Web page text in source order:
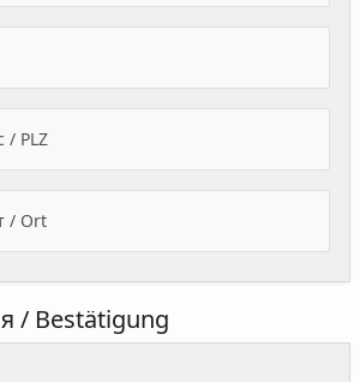
/ PLZ
/ Ort
/ Bestätigung